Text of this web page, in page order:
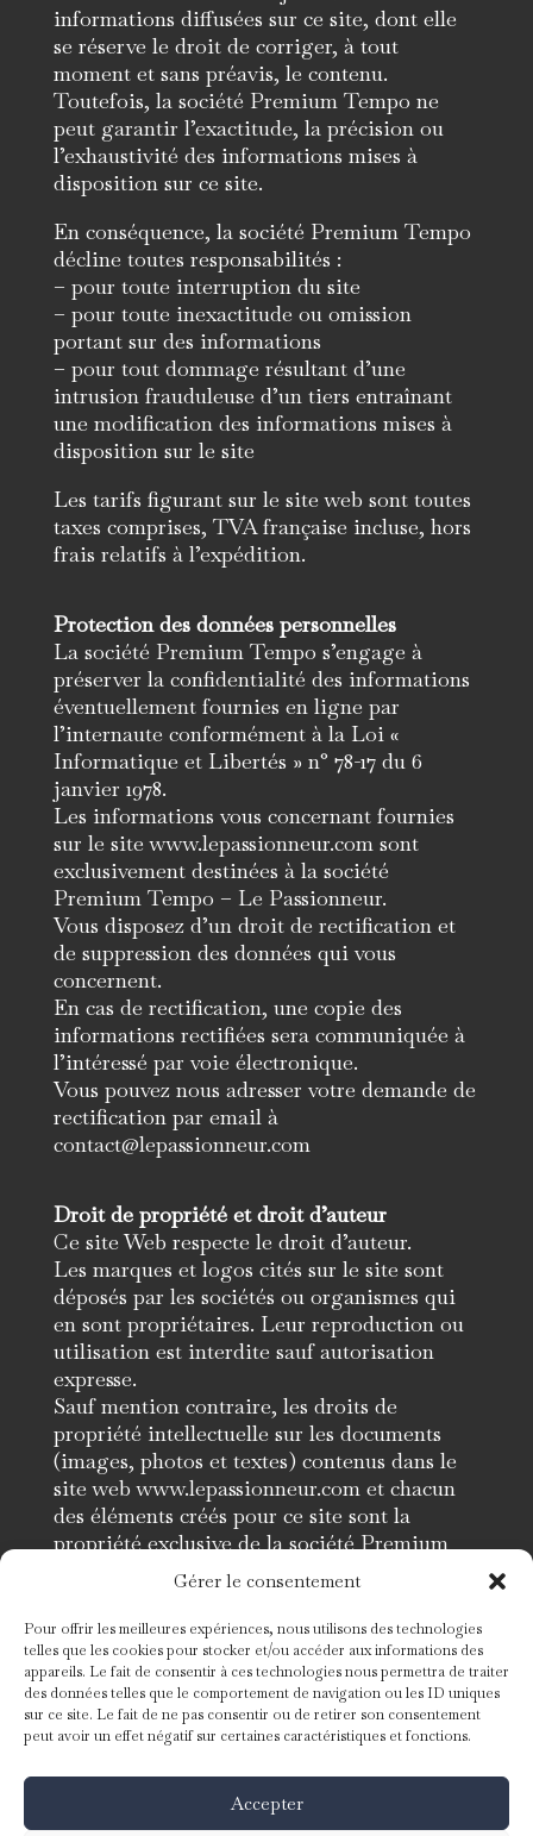
Gérer le consentement
Pour offrir les meilleures expériences, nous utilisons des technologies
telles que les cookies pour stocker et/ou accéder aux informations des
appareils. Le fait de consentir à ces technologies nous permettra de traiter
des données telles que le comportement de navigation ou les ID uniques
sur ce site. Le fait de ne pas consentir ou de retirer son consentement
peut avoir un effet négatif sur certaines caractéristiques et fonctions.
Accepter
informations diffusées sur ce site, dont elle
se réserve le droit de corriger, à tout
moment et sans préavis, le contenu.
Toutefois, la société Premium Tempo ne
peut garantir l’exactitude, la précision ou
l’exhaustivité des informations mises à
disposition sur ce site.
En conséquence, la société Premium Tempo
décline toutes responsabilités :
– pour toute interruption du site
– pour toute inexactitude ou omission
portant sur des informations
– pour tout dommage résultant d’une
intrusion frauduleuse d’un tiers entraînant
une modification des informations mises à
disposition sur le site
Les tarifs figurant sur le site web sont toutes
taxes comprises, TVA française incluse, hors
frais relatifs à l’expédition.
Protection des données personnelles
La société Premium Tempo s’engage à
préserver la confidentialité des informations
éventuellement fournies en ligne par
l’internaute conformément à la Loi «
Informatique et Libertés » n° 78-17 du 6
janvier 1978.
Les informations vous concernant fournies
sur le site www.lepassionneur.com sont
exclusivement destinées à la société
Premium Tempo – Le Passionneur.
Vous disposez d’un droit de rectification et
de suppression des données qui vous
concernent.
En cas de rectification, une copie des
informations rectifiées sera communiquée à
l’intéressé par voie électronique.
Vous pouvez nous adresser votre demande de
rectification par email à
contact@lepassionneur.com
Droit de propriété et droit d’auteur
Ce site Web respecte le droit d’auteur.
Les marques et logos cités sur le site sont
déposés par les sociétés ou organismes qui
en sont propriétaires. Leur reproduction ou
utilisation est interdite sauf autorisation
expresse.
Sauf mention contraire, les droits de
propriété intellectuelle sur les documents
(images, photos et textes) contenus dans le
site web www.lepassionneur.com et chacun
des éléments créés pour ce site sont la
propriété exclusive de la société Premium
Tempo, celle-ci ne concédant aucune licence,
site en ligne.
La reproduction de tous documents publiés
sur le site est seulement autorisée aux fins
exclusives d’information pour un usage
personnel et privé. Toute reproduction et